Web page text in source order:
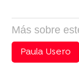
Más sobre
Paula Usero